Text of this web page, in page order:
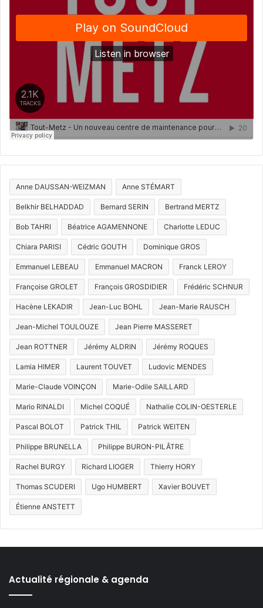
Anne DAUSSAN-WEIZMAN Anne STÉMART
Belkhir BELHADDAD Bernard SERIN Bertrand MERTZ
Bob TAHRI Béatrice AGAMENNONE Charlotte LEDUC
Chiara PARISI Cédric GOUTH Dominique GROS
Emmanuel LEBEAU Emmanuel MACRON Franck LEROY
Françoise GROLET François GROSDIDIER Frédéric SCHNUR
Hacène LEKADIR Jean-Luc BOHL Jean-Marie RAUSCH
Jean-Michel TOULOUZE Jean Pierre MASSERET
Jean ROTTNER Jérémy ALDRIN Jérémy ROQUES
Lamia HIMER Laurent TOUVET Ludovic MENDES
Marie-Claude VOINÇON Marie-Odile SAILLARD
Mario RINALDI Michel COQUÉ Nathalie COLIN-OESTERLE
Pascal BOLOT Patrick THIL Patrick WEITEN
Philippe BRUNELLA Philippe BURON-PILÂTRE
Rachel BURGY Richard LIOGER Thierry HORY
Thomas SCUDERI Ugo HUMBERT Xavier BOUVET
Étienne ANSTETT
Actualité régionale & agenda